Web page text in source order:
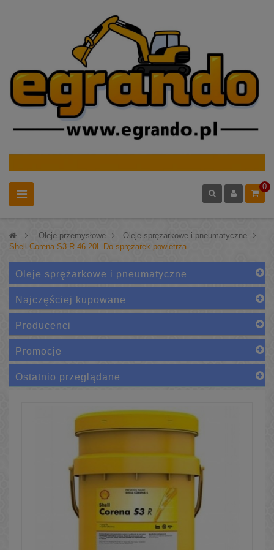
0
> Oleje przemysłowe > Oleje sprężarkowe i pneumatyczne
>
Shell Corena S3 R 46 20L Do sprężarek powietrza
Oleje sprężarkowe i pneumatyczne
Najczęściej kupowane
Producenci
Promocje
Ostatnio przeglądane